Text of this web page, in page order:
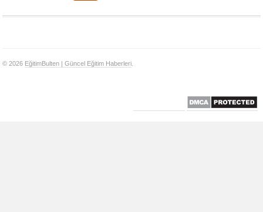
© 2026 EğitimBulten | Güncel Eğitim Haberleri